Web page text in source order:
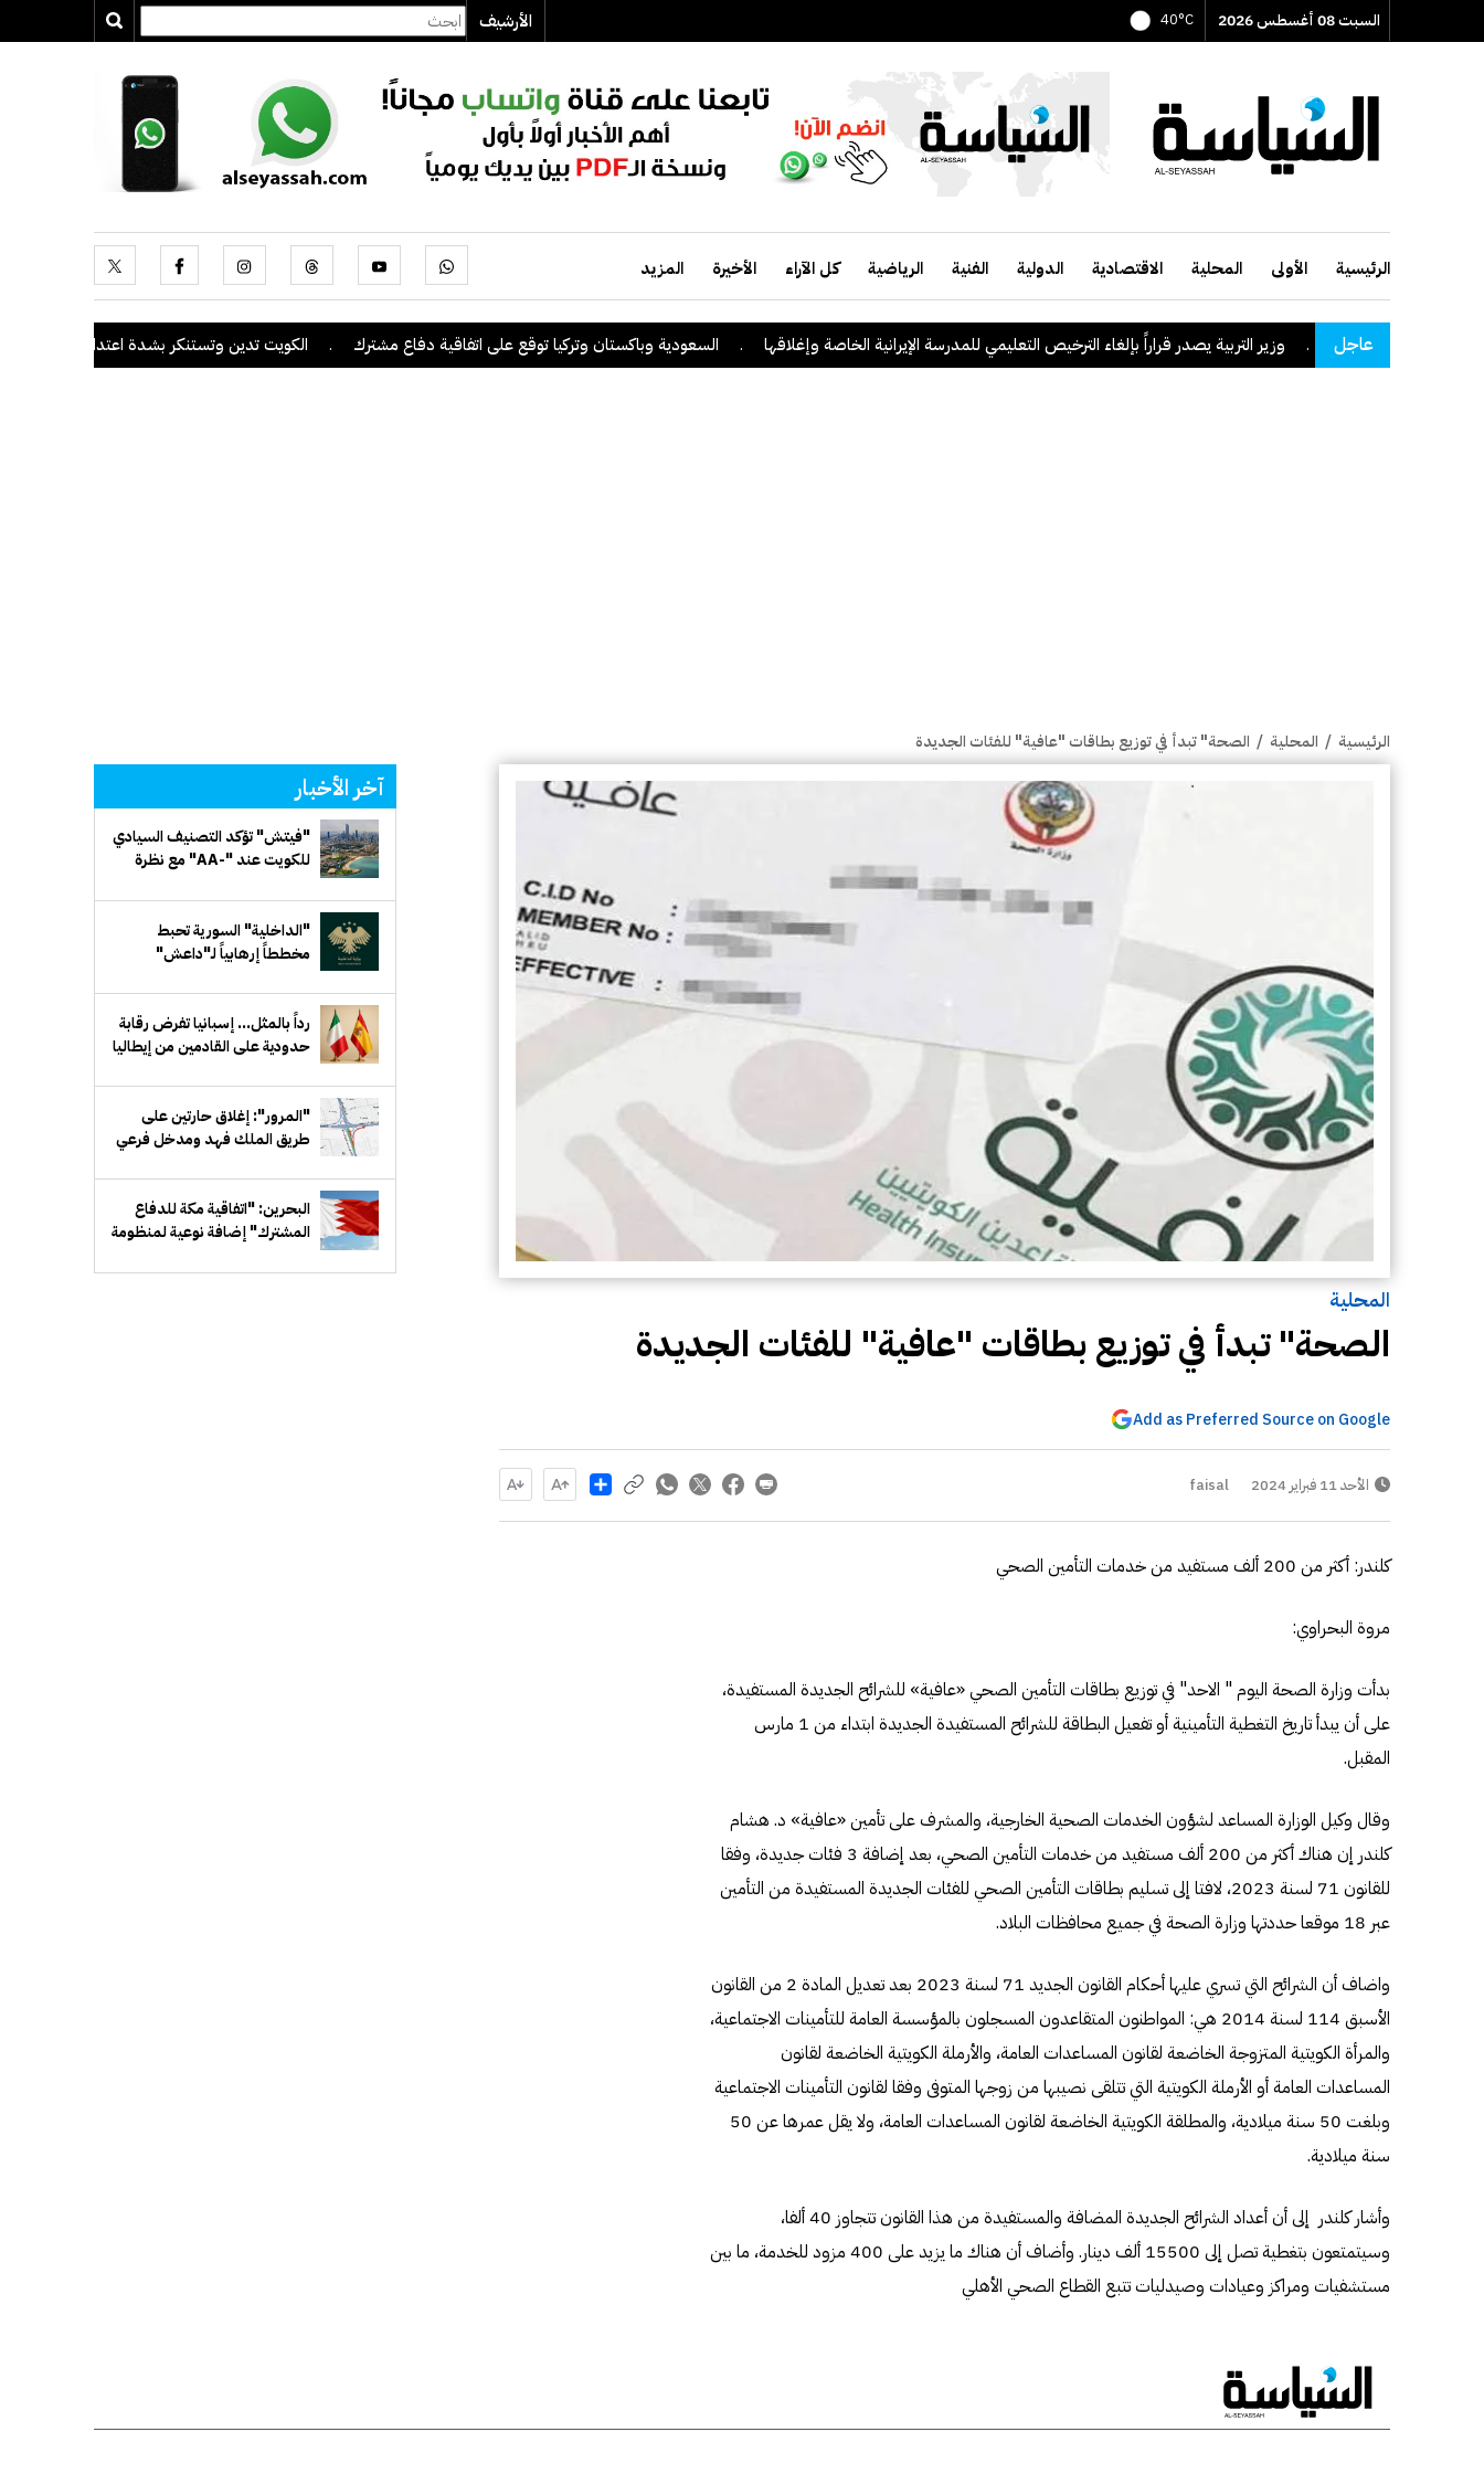
السبت 08 أغسطس 2026 40°C الأرشيف
الرئيسية الأولى المحلية الاقتصادية الدولية الفنية الرياضية كل الآراء الأخيرة المزيد
عاجلوزير التربية يصدر قراراً بإلغاء الترخيص التعليمي للمدرسة الإيرانية الخاصة وإغلاقها . السعودية وباكستان وتركيا توقع على اتفاقية دفاع مشترك . الكويت تدين وتستنكر بشدة اعتداءات ميليشيا الحوثي
الرئيسية / المحلية / الصحة" تبدأ في توزيع بطاقات "عافية" للفئات الجديدة
المحلية
الصحة" تبدأ في توزيع بطاقات "عافية" للفئات الجديدة
Add as Preferred Source on Google
الأحد 11 فبراير 2024 faisal
Share
كلندر: أكثر من 200 ألف مستفيد من خدمات التأمين الصحي
مروة البحراوي:
بدأت وزارة الصحة اليوم " الاحد" في توزيع بطاقات التأمين الصحي «عافية» للشرائح الجديدة المستفيدة،
على أن يبدأ تاريخ التغطية التأمينية أو تفعيل البطاقة للشرائح المستفيدة الجديدة ابتداء من 1 مارس
المقبل.
وقال وكيل الوزارة المساعد لشؤون الخدمات الصحية الخارجية، والمشرف على تأمين «عافية» د. هشام
كلندر إن هناك أكثر من 200 ألف مستفيد من خدمات التأمين الصحي، بعد إضافة 3 فئات جديدة، وفقا
للقانون 71 لسنة 2023، لافتا إلى تسليم بطاقات التأمين الصحي للفئات الجديدة المستفيدة من التأمين
عبر 18 موقعا حددتها وزارة الصحة في جميع محافظات البلاد.
واضاف أن الشرائح التي تسري عليها أحكام القانون الجديد 71 لسنة 2023 بعد تعديل المادة 2 من القانون
الأسبق 114 لسنة 2014 هي: المواطنون المتقاعدون المسجلون بالمؤسسة العامة للتأمينات الاجتماعية،
والمرأة الكويتية المتزوجة الخاضعة لقانون المساعدات العامة، والأرملة الكويتية الخاضعة لقانون
المساعدات العامة أو الأرملة الكويتية التي تتلقى نصيبها من زوجها المتوفى وفقا لقانون التأمينات الاجتماعية
وبلغت 50 سنة ميلادية، والمطلقة الكويتية الخاضعة لقانون المساعدات العامة، ولا يقل عمرها عن 50
سنة ميلادية.
وأشار كلندر إلى أن أعداد الشرائح الجديدة المضافة والمستفيدة من هذا القانون تتجاوز 40 ألفا،
وسيتمتعون بتغطية تصل إلى 15500 ألف دينار. وأضاف أن هناك ما يزيد على 400 مزود للخدمة، ما بين
مستشفيات ومراكز وعيادات وصيدليات تتبع القطاع الصحي الأهلي
آخر الأخبار
"فيتش" تؤكد التصنيف السيادي
للكويت عند "-AA" مع نظرة
"الداخلية" السورية تحبط
مخططاً إرهابياً لـ"داعش"
دمشق
رداً بالمثل... إسبانيا تفرض رقابة
حدودية على القادمين من إيطاليا
"المرور": إغلاق حارتين على
طريق الملك فهد ومدخل فرعي
البحرين: "اتفاقية مكة للدفاع
المشترك" إضافة نوعية لمنظومة